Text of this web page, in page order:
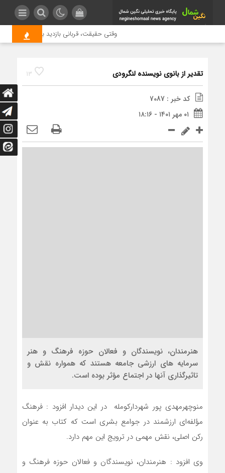
وقتی حقیقت، قربانی بازدید بیشتر می
13 تقدیر از بانوی نویسنده لنگرودی
کد خبر : 7087
۰۱ مهر ۱۴۰۱ - ۱۸:۱۶
هنرمندان، نویسندگان و فعالان حوزه فرهنگ و هنر
سرمایه های ارزشی جامعه هستند که همواره نقش و
تاثیرگذاری آنها در اجتماع مؤثر بوده است.
منوچهرمهدی پور شهردارکومله در این دیدار افزود : فرهنگ
مؤلفه‌ای ارزشمند در جوامع بشری است که کتاب به عنوان
رکن اصلی، نقش مهمی در ترویج این مهم دارد.
وی افزود : هنرمندان، نویسندگان و فعالان حوزه فرهنگ و